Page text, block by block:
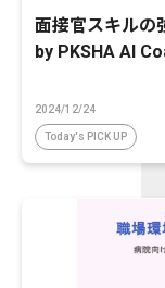
面接官スキルの
by PKSHA AI
2024/12/24
Today's PICK UP